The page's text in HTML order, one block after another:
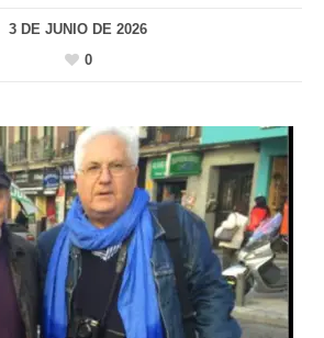
3 DE JUNIO DE 2026
0